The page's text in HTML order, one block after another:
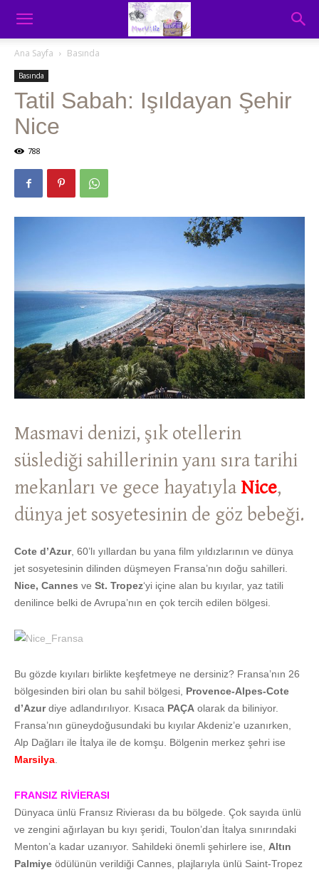
Ana Sayfa Basında
Basında
Tatil Sabah: Işıldayan Şehir
Nice
788
Masmavi denizi, şık otellerin
süslediği sahillerinin yanı sıra tarihi
mekanları ve gece hayatıyla Nice,
dünya jet sosyetesinin de göz bebeği.
Cote d’Azur, 60’lı yıllardan bu yana film yıldızlarının ve dünya
jet sosyetesinin dilinden düşmeyen Fransa’nın doğu sahilleri.
Nice, Cannes ve St. Tropez‘yi içine alan bu kıyılar, yaz tatili
denilince belki de Avrupa’nın en çok tercih edilen bölgesi.
Bu gözde kıyıları birlikte keşfetmeye ne dersiniz? Fransa’nın 26
bölgesinden biri olan bu sahil bölgesi, Provence-Alpes-Cote
d’Azurdiye adlandırılıyor. Kısaca PAÇA olarak da biliniyor.
Fransa’nın güneydoğusundaki bu kıyılar Akdeniz’e uzanırken,
Alp Dağları ile İtalya ile de komşu. Bölgenin merkez şehri ise
Marsilya
FRANSIZ RİVİERASI
Dünyaca ünlü Fransız Rivierası da bu bölgede. Çok sayıda ünlü
ve zengini ağırlayan bu kıyı şeridi, Toulon’dan İtalya sınırındaki
Menton’a kadar uzanıyor. Sahildeki önemli şehirlere ise, Altın
Palmiye ödülünün verildiği Cannes, plajlarıyla ünlü Saint-Tropez